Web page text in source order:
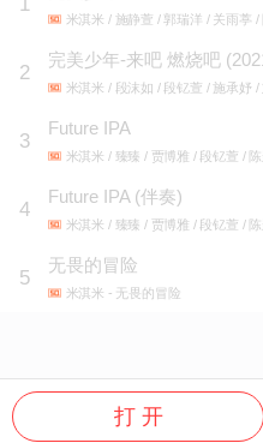
1
米淇米 / 施静萱 / 郭瑞洋 / 关雨葶 /
2
完美少年-来吧 燃烧吧 (
米淇米 / 段沫如 / 段钇萱 / 施承妤 /
3
Future IPA
米淇米 / 臻臻 / 贾博雅 / 段钇萱 / 陈
4
Future IPA (伴奏)
米淇米 / 臻臻 / 贾博雅 / 段钇萱 / 陈
5
无畏的冒险
米淇米 - 无畏的冒险
打 开